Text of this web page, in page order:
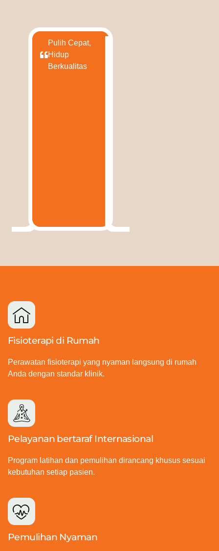
Pulih Cepat,
Hidup
Berkualitas
Fisioterapi di Rumah
Perawatan fisioterapi yang nyaman langsung di rumah
Anda dengan standar klinik.
Pelayanan bertaraf Internasional
Program latihan dan pemulihan dirancang khusus sesuai
kebutuhan setiap pasien.
Pemulihan Nyaman